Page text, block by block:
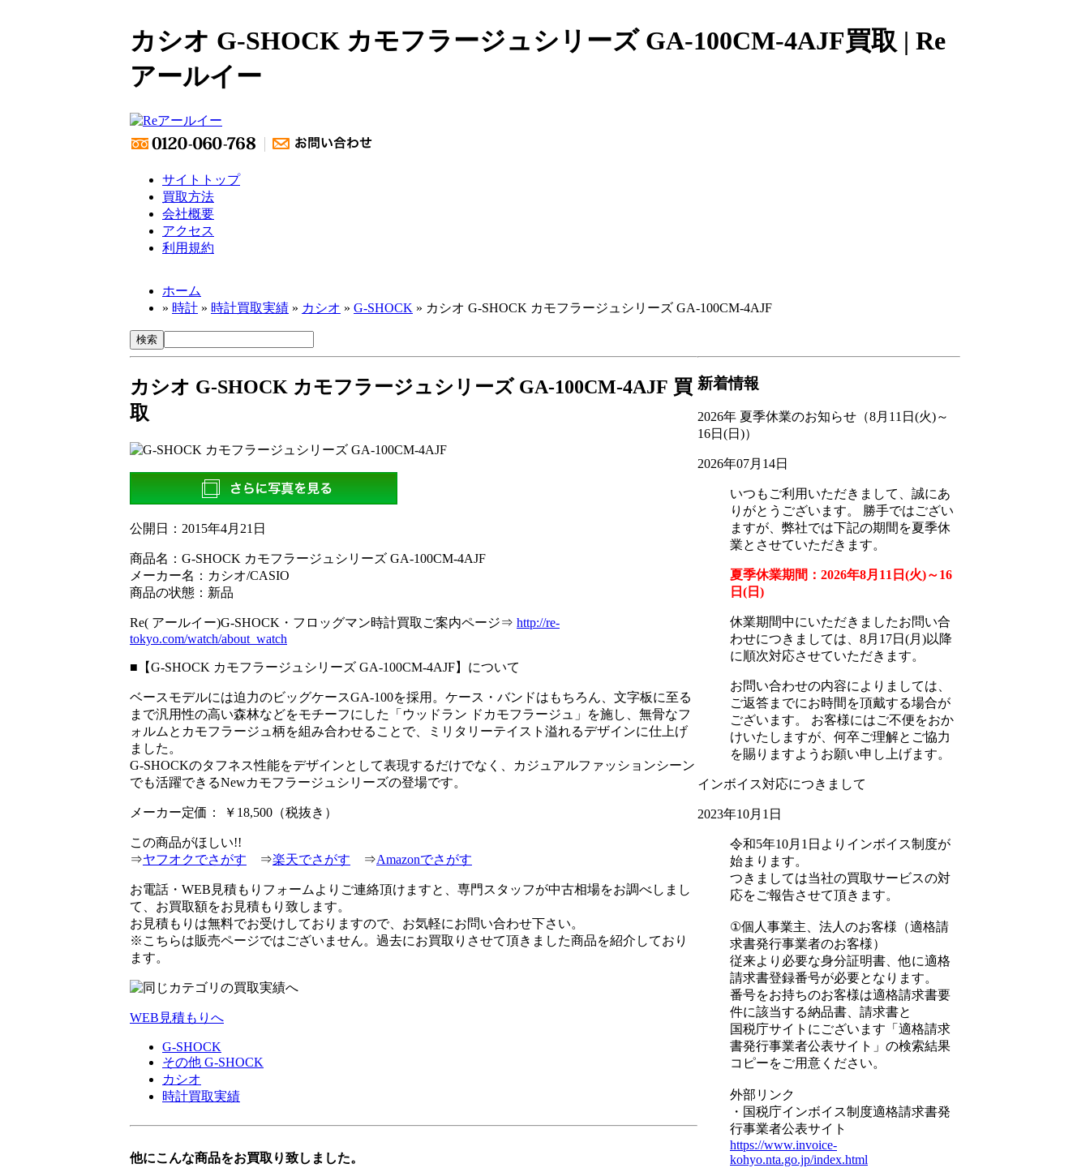
カシオ G-SHOCK カモフラージュシリーズ GA-100CM-4AJF買取 | Re
アールイー
サイトトップ
買取方法
会社概要
アクセス
利用規約
ホーム
» 時計 » 時計買取実績 » カシオ » G-SHOCK » カシオ G-SHOCK カモフラージュシリーズ GA-100CM-4AJF
カシオ G-SHOCK カモフラージュシリーズ GA-100CM-4AJF 買
取
公開日： 2015年4月21日
商品名：G-SHOCK カモフラージュシリーズ GA-100CM-4AJF
メーカー名：カシオ/CASIO
商品の状態：新品
Re( アールイー)G-SHOCK・フロッグマン時計買取ご案内ページ⇒ http://re-
tokyo.com/watch/about_watch
■【G-SHOCK カモフラージュシリーズ GA-100CM-4AJF】について
ベースモデルには迫力のビッグケースGA-100を採用。ケース・バンドはもちろん、文字板に至る
まで汎用性の高い森林などをモチーフにした「ウッドラン ドカモフラージュ」を施し、無骨なフ
ォルムとカモフラージュ柄を組み合わせることで、ミリタリーテイスト溢れるデザインに仕上げ
ました。
G-SHOCKのタフネス性能をデザインとして表現するだけでなく、カジュアルファッションシーン
でも活躍できるNewカモフラージュシリーズの登場です。
メーカー定価： ￥18,500（税抜き）
この商品がほしい!!
⇒ヤフオクでさがす ⇒楽天でさがす ⇒Amazonでさがす
お電話・WEB見積もりフォームよりご連絡頂けますと、専門スタッフが中古相場をお調べしまし
て、お買取額をお見積もり致します。
お見積もりは無料でお受けしておりますので、お気軽にお問い合わせ下さい。
※こちらは販売ページではございません。過去にお買取りさせて頂きました商品を紹介しており
ます。
WEB見積もりへ
G-SHOCK
その他 G-SHOCK
カシオ
時計買取実績
他にこんな商品をお買取り致しました。
新着情報
2026年 夏季休業のお知らせ（8月11日(火)～
16日(日)）
2026年07月14日
いつもご利用いただきまして、誠にあ
りがとうございます。 勝手ではござい
ますが、弊社では下記の期間を夏季休
業とさせていただきます。
夏季休業期間：2026年8月11日(火)～16
日(日)
休業期間中にいただきましたお問い合
わせにつきましては、8月17日(月)以降
に順次対応させていただきます。
お問い合わせの内容によりましては、
ご返答までにお時間を頂戴する場合が
ございます。 お客様にはご不便をおか
けいたしますが、何卒ご理解とご協力
を賜りますようお願い申し上げます。
インボイス対応につきまして
2023年10月1日
令和5年10月1日よりインボイス制度が
始まります。
つきましては当社の買取サービスの対
応をご報告させて頂きます。
①個人事業主、法人のお客様（適格請
求書発行事業者のお客様）
従来より必要な身分証明書、他に適格
請求書登録番号が必要となります。
番号をお持ちのお客様は適格請求書要
件に該当する納品書、請求書と
国税庁サイトにございます「適格請求
書発行事業者公表サイト」の検索結果
コピーをご用意ください。
外部リンク
・国税庁インボイス制度適格請求書発
行事業者公表サイト
https://www.invoice-
kohyo.nta.go.jp/index.html